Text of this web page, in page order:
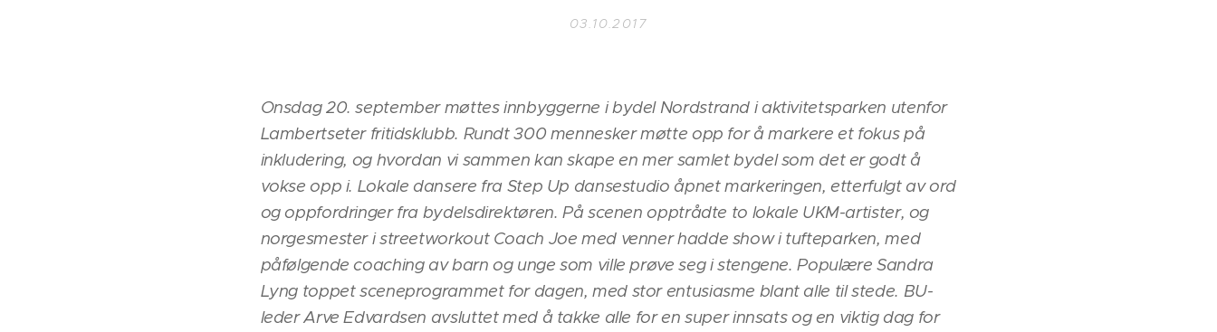
03.10.2017
Onsdag 20. september møttes innbyggerne i bydel Nordstrand i aktivitetsparken utenfor
Lambertseter fritidsklubb. Rundt 300 mennesker møtte opp for å markere et fokus på
inkludering, og hvordan vi sammen kan skape en mer samlet bydel som det er godt å
vokse opp i. Lokale dansere fra Step Up dansestudio åpnet markeringen, etterfulgt av ord
og oppfordringer fra bydelsdirektøren. På scenen opptrådte to lokale UKM-artister, og
norgesmester i streetworkout Coach Joe med venner hadde show i tufteparken, med
påfølgende coaching av barn og unge som ville prøve seg i stengene. Populære Sandra
Lyng toppet sceneprogrammet for dagen, med stor entusiasme blant alle til stede. BU-
leder Arve Edvardsen avsluttet med å takke alle for en super innsats og en viktig dag for